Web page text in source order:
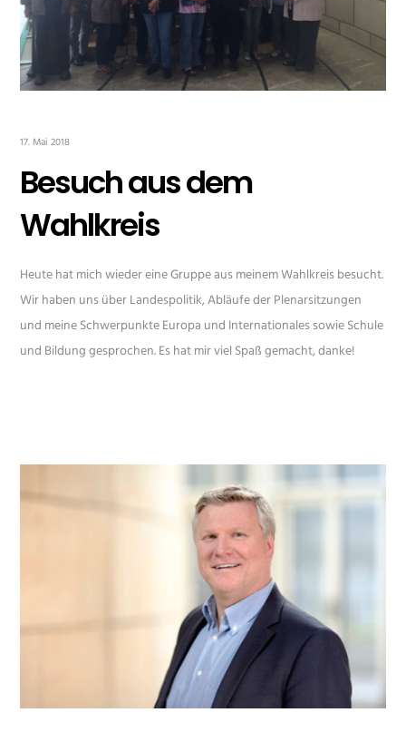
17. Mai 2018
Besuch aus dem
Wahlkreis
Heute hat mich wieder eine Gruppe aus meinem Wahlkreis besucht.
Wir haben uns über Landespolitik, Abläufe der Plenarsitzungen
und meine Schwerpunkte Europa und Internationales sowie Schule
und Bildung gesprochen. Es hat mir viel Spaß gemacht, danke!